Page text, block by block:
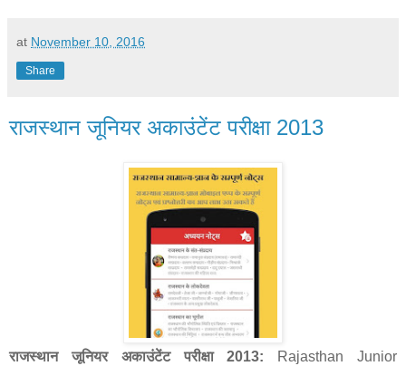
at November 10, 2016
Share
राजस्थान जूनियर अकाउंटेंट परीक्षा 2013
राजस्थान जूनियर अकाउंटेंट परीक्षा 2013:
Rajasthan Junior